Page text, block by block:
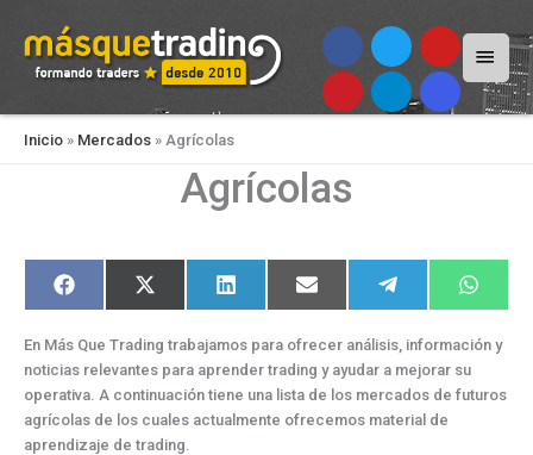
Menú
Inicio » Mercados » Agrícolas
Agrícolas
Compartir
en
F
a
e
b
o
k
Compartir
en
X
(
w
i
t
e
r
)
Compartir
en
L
i
k
e
d
n
Compartir
en
E
m
l
Compartir
en
e
e
g
r
m
en
W
h
t
s
p
En Más Que Trading trabajamos para ofrecer análisis, información y
noticias relevantes para aprender trading y ayudar a mejorar su
operativa. A continuación tiene una lista de los mercados de futuros
agrícolas de los cuales actualmente ofrecemos material de
aprendizaje de trading.